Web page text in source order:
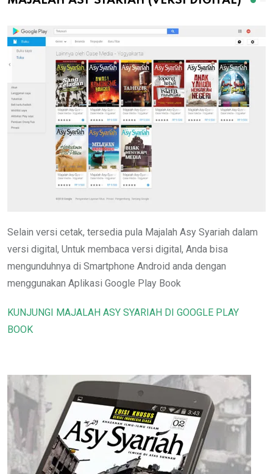
Selain versi cetak, tersedia pula Majalah Asy Syariah dalam
versi digital, Untuk membaca versi digital, Anda bisa
mengunduhnya di Smartphone Android anda dengan
menggunakan Aplikasi Google Play Book
KUNJUNGI MAJALAH ASY SYARIAH DI GOOGLE PLAY
BOOK